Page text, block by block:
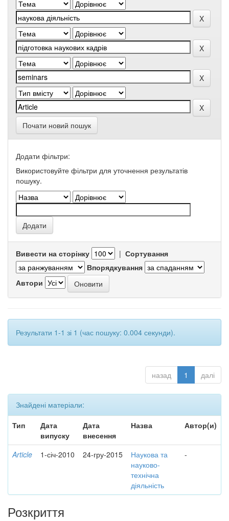
Почати новий пошук
Додати фільтри:
Використовуйте фільтри для уточнення результатів
пошуку.
Вивести на сторінку | Сортування
Впорядкування
Автори
Результати 1-1 зі 1 (час пошуку: 0.004 секунди).
назад 1 далі
Знайдені матеріали:
Тип
Дата
випуску
Дата
внесення
Назва Автор(и)
Article 1-січ-2010 24-гру-2015
Наукова та
науково-
технічна
діяльність
-
Розкриття